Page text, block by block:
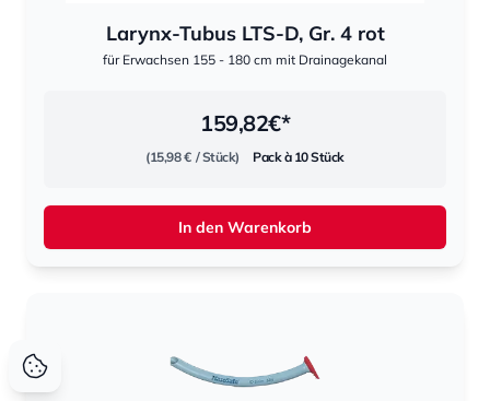
Larynx-Tubus LTS-D, Gr. 4 rot
für Erwachsen 155 - 180 cm mit Drainagekanal
159,82€*
(15,98 € / Stück) Pack à 10 Stück
In den Warenkorb